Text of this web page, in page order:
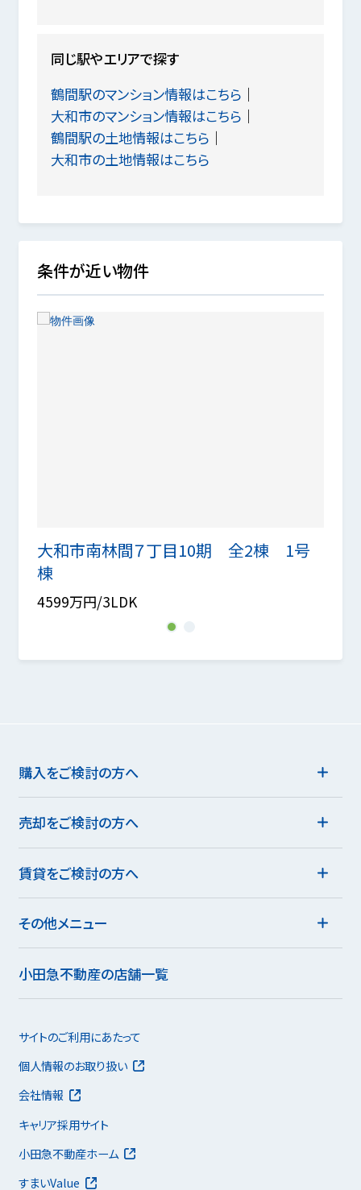
同じ駅やエリアで探す
鶴間駅のマンション情報はこちら
大和市のマンション情報はこちら
鶴間駅の土地情報はこちら
大和市の土地情報はこちら
条件が近い物件
大和市南林間７丁目10期 全2棟 1号
棟
4599万円/3LDK
1
購入をご検討の方へ
売却をご検討の方へ
賃貸をご検討の方へ
その他メニュー
小田急不動産の店舗一覧
サイトのご利用にあたって
個人情報のお取り扱い
会社情報
キャリア採用サイト
小田急不動産ホーム
すまいValue